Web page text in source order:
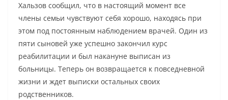
Хальзов сообщил, что в настоящий момент все
члены семьи чувствуют себя хорошо, находясь при
этом под постоянным наблюдением врачей. Один из
пяти сыновей уже успешно закончил курс
реабилитации и был накануне выписан из
больницы. Теперь он возвращается к повседневной
жизни и ждет выписки остальных своих
родственников.